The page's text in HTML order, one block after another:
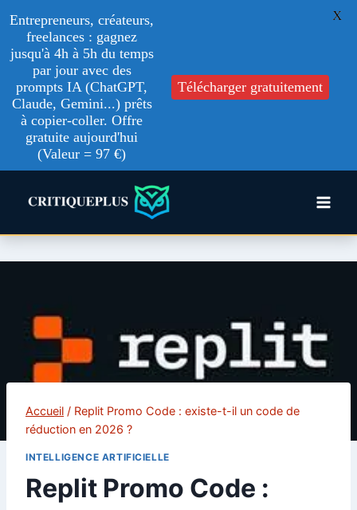
Accueil / Replit Promo Code : existe-t-il un code de
réduction en 2026 ?
INTELLIGENCE ARTIFICIELLE
Replit Promo Code :
Entrepreneurs, créateurs,
freelances : gagnez
jusqu'à 4h à 5h du temps
par jour avec des
prompts IA (ChatGPT,
Claude, Gemini...) prêts
à copier-coller. Offre
gratuite aujourd'hui
(Valeur = 97 €)
Télécharger gratuitement
X